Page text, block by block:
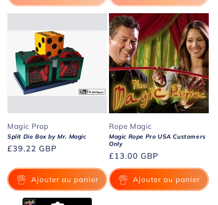
Magic Prop
Split Die Box by Mr. Magic
Prix
£39.22 GBP
Ajouter au panier
Rope Magic
Magic Rope Pro USA Customers
Only
Prix
habituel
£13.00 GBP
Ajouter au panier